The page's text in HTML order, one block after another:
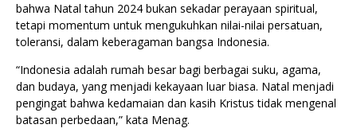
bahwa Natal tahun 2024 bukan sekadar perayaan spiritual,
tetapi momentum untuk mengukuhkan nilai-nilai persatuan,
toleransi, dalam keberagaman bangsa Indonesia.
“Indonesia adalah rumah besar bagi berbagai suku, agama,
dan budaya, yang menjadi kekayaan luar biasa. Natal menjadi
pengingat bahwa kedamaian dan kasih Kristus tidak mengenal
batasan perbedaan,” kata Menag.